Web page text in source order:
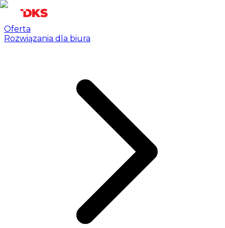
Oferta
Rozwiązania dla biura